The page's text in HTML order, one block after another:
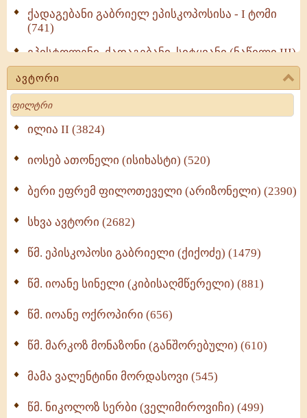
ქადაგებანი გაბრიელ ეპისკოპოსისა - I ტომი
(741)
ეპისტოლენი, ქადაგებანი, სიტყვანი (ნაწილი III)
(723)
მოძღვრის ძალზე სასარგებლო რჩევები
მრევლისათვის (545)
Wisdomge (514)
ქადაგებანი გაბრიელ ეპისკოპოსისა - II ტომი
სულიერი ცხოვრების სახელმძღვანელო -
ნაწილი II (369)
ავტორი
Search
ილია II (3824)
იოსებ ათონელი (ისიხასტი) (520)
ბერი ეფრემ ფილოთეველი (არიზონელი) (2390)
სხვა ავტორი (2682)
წმ. ეპისკოპოსი გაბრიელი (ქიქოძე) (1479)
წმ. იოანე სინელი (კიბისაღმწერელი) (881)
წმ. იოანე ოქროპირი (656)
წმ. მარკოზ მონაზონი (განშორებული) (610)
მამა ვალენტინი მორდასოვი (545)
წმ. ნიკოლოზ სერბი (ველიმიროვიჩი) (499)